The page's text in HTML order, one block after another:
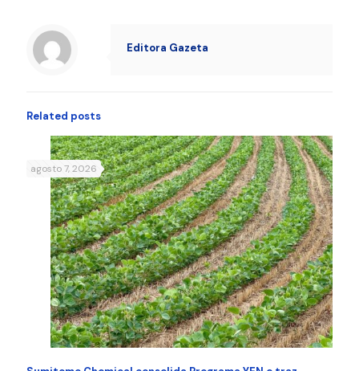
Editora Gazeta
Related posts
agosto 7, 2026